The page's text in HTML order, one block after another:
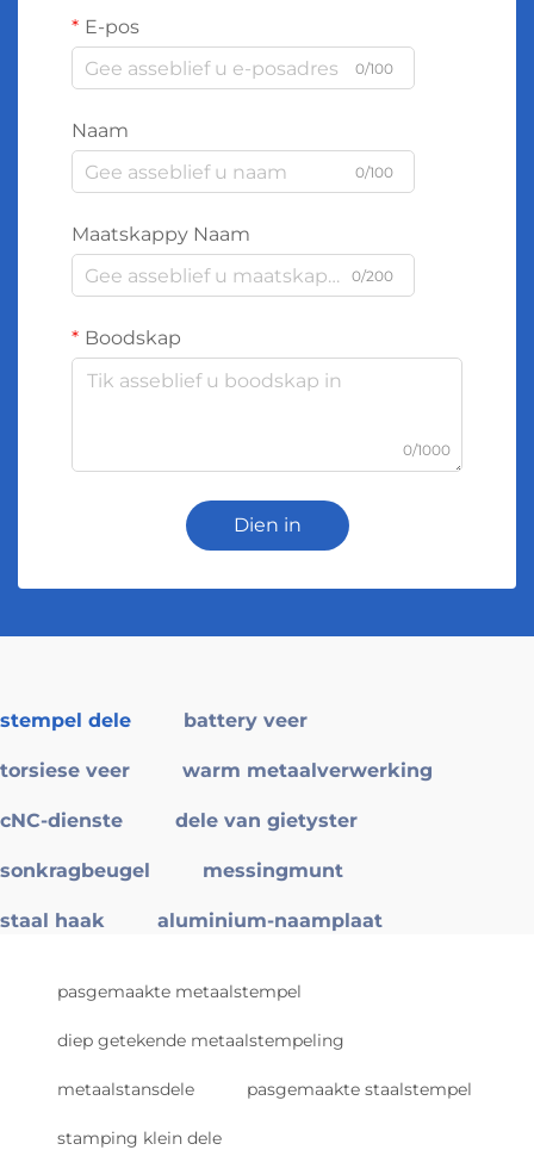
E-pos
0/100
Naam
0/100
Maatskappy Naam
0/200
Boodskap
0/1000
Dien in
stempel dele battery veer
torsiese veer warm metaalverwerking
cNC-dienste dele van gietyster
sonkragbeugel messingmunt
staal haak aluminium-naamplaat
pasgemaakte metaalstempel
diep getekende metaalstempeling
metaalstansdele pasgemaakte staalstempel
stamping klein dele